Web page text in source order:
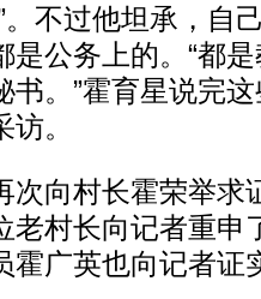
。不过他坦承，自
是公务上的。“都
书。”霍育星说完
。
向村长霍荣举求
老村长向记者重申
霍广英也向记者证